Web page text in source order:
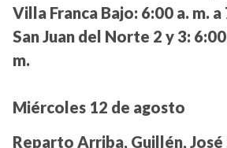
Villa Franca Bajo: 6:00 a. m. a
San Juan del Norte 2 y 3:
m.
Miércoles 12 de agosto
Reparto Arriba, Guillén, José